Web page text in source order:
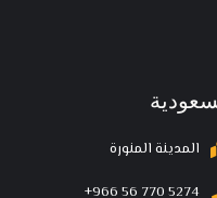
المدينة المنورة
‪+966 56 770 5274‬